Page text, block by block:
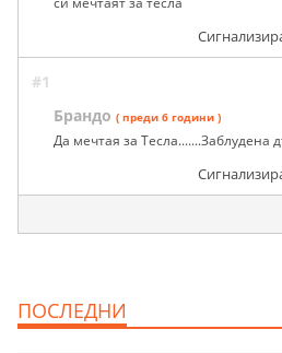
#1
Брандо ( преди 6 години )
Да мечтая за Тесла.......Заблудена
ПОСЛЕДНИ